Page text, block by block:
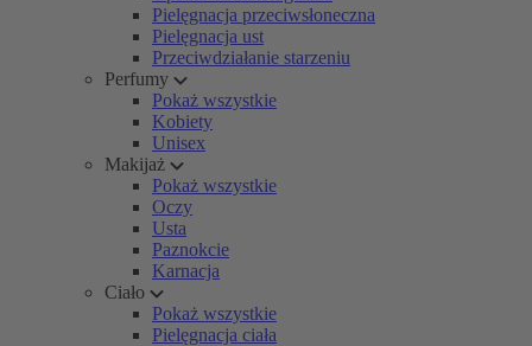
Pielęgnacja przeciwsłoneczna
Pielęgnacja ust
Przeciwdziałanie starzeniu
Perfumy
Pokaż wszystkie
Kobiety
Unisex
Makijaż
Pokaż wszystkie
Oczy
Usta
Paznokcie
Karnacja
Ciało
Pokaż wszystkie
Pielęgnacja ciała